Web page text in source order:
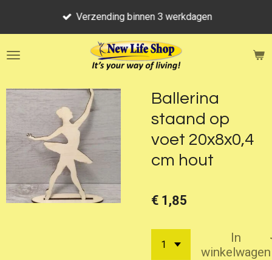
de
Verzending binnen 3 werkdagen
Ballerina
staand op
voet 20x8x0,4
cm hout
€ 1,85
In
winkelwagen